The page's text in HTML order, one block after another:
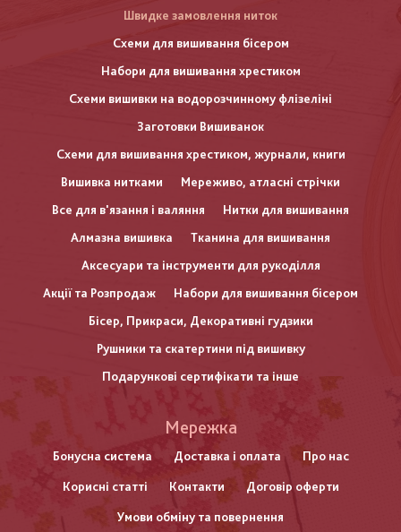
Швидке замовлення ниток
Схеми для вишивання бісером
Набори для вишивання хрестиком
Схеми вишивки на водорозчинному флізеліні
Заготовки Вишиванок
Схеми для вишивання хрестиком, журнали, книги
Вишивка нитками
Мереживо, атласні стрічки
Все для в'язання і валяння
Нитки для вишивання
Алмазна вишивка
Тканина для вишивання
Аксесуари та інструменти для рукоділля
Акції та Розпродаж
Набори для вишивання бісером
Бісер, Прикраси, Декоративні гудзики
Рушники та скатертини під вишивку
Подарункові сертифікати та інше
нижнього
колонтитулу
Мережка
Бонусна система Доставка і оплата Про нас
Корисні статті Контакти Договір оферти
Умови обміну та повернення